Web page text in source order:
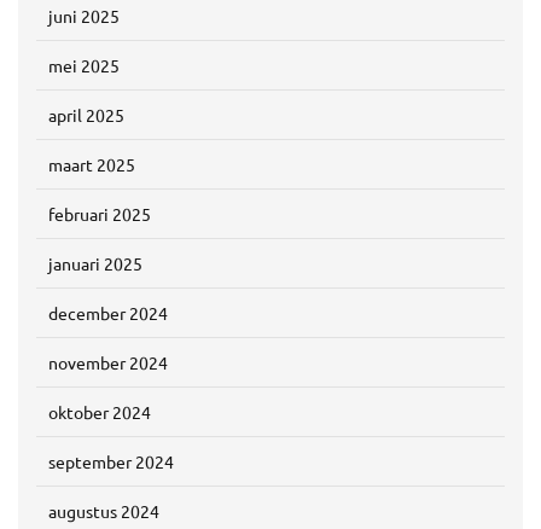
juni 2025
mei 2025
april 2025
maart 2025
februari 2025
januari 2025
december 2024
november 2024
oktober 2024
september 2024
augustus 2024